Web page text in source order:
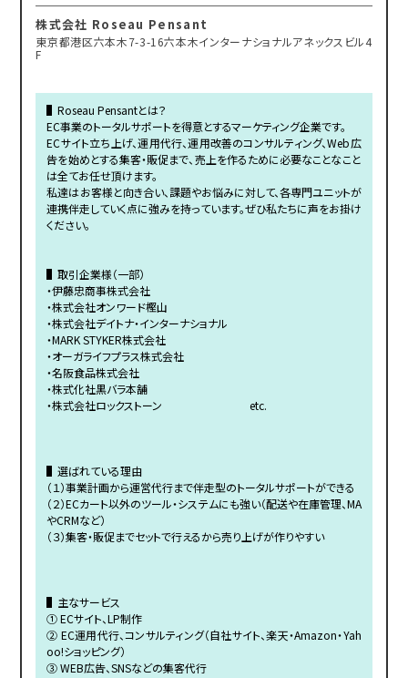
株式会社 Roseau Pensant
東京都港区六本木7-3-16六本木インターナショナルアネックスビル4
F
▌Roseau Pensantとは？
EC事業のトータルサポートを得意とするマーケティング企業です。
ECサイト立ち上げ、運用代行、運用改善のコンサルティング、Web広
告を始めとする集客・販促まで、売上を作るために必要なことなこと
は全てお任せ頂けます。
私達はお客様と向き合い、課題やお悩みに対して、各専門ユニットが
連携伴走していく点に強みを持っています。ぜひ私たちに声をお掛け
ください。
▌取引企業様（一部）
・伊藤忠商事株式会社
・株式会社オンワード樫山
・株式会社デイトナ・インターナショナル
・MARK STYKER株式会社
・オーガライフプラス株式会社
・名阪食品株式会社
・株式化社黒バラ本舗
・株式会社ロックストーン etc.
▌選ばれている理由
（１）事業計画から運営代行まで伴走型のトータルサポートができる
（２）ECカート以外のツール・システムにも強い（配送や在庫管理、MA
やCRMなど）
（３）集客・販促までセットで行えるから売り上げが作りやすい
▌主なサービス
① ECサイト、LP制作
② EC運用代行、コンサルティング（自社サイト、楽天・Amazon・Yah
oo!ショッピング）
③ WEB広告、SNSなどの集客代行